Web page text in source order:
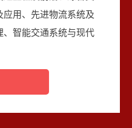
应用、先进物流系统及
、智能交通系统与现代